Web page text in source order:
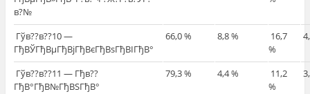
в?№
Гўв??в??10 —
ГђВЎГђВµГђВјГђВєГђВѕГђВІГђВ°
66,0 % 8,8 %
16,7
%
Гўв??в??11 — Гђв??
ГђВ°ГђВ№ГђВЅГђВ°
79,3 % 4,4 %
11,2
%